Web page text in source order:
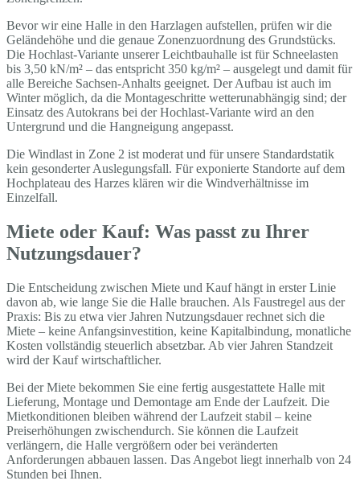
Bevor wir eine Halle in den Harzlagen aufstellen, prüfen wir die
Geländehöhe und die genaue Zonenzuordnung des Grundstücks.
Die Hochlast-Variante unserer Leichtbauhalle ist für Schneelasten
bis 3,50 kN/m² – das entspricht 350 kg/m² – ausgelegt und damit für
alle Bereiche Sachsen-Anhalts geeignet. Der Aufbau ist auch im
Winter möglich, da die Montageschritte wetterunabhängig sind; der
Einsatz des Autokrans bei der Hochlast-Variante wird an den
Untergrund und die Hangneigung angepasst.
Die Windlast in Zone 2 ist moderat und für unsere Standardstatik
kein gesonderter Auslegungsfall. Für exponierte Standorte auf dem
Hochplateau des Harzes klären wir die Windverhältnisse im
Einzelfall.
Miete oder Kauf: Was passt zu Ihrer
Nutzungsdauer?
Die Entscheidung zwischen Miete und Kauf hängt in erster Linie
davon ab, wie lange Sie die Halle brauchen. Als Faustregel aus der
Praxis: Bis zu etwa vier Jahren Nutzungsdauer rechnet sich die
Miete – keine Anfangsinvestition, keine Kapitalbindung, monatliche
Kosten vollständig steuerlich absetzbar. Ab vier Jahren Standzeit
wird der Kauf wirtschaftlicher.
Bei der Miete bekommen Sie eine fertig ausgestattete Halle mit
Lieferung, Montage und Demontage am Ende der Laufzeit. Die
Mietkonditionen bleiben während der Laufzeit stabil – keine
Preiserhöhungen zwischendurch. Sie können die Laufzeit
verlängern, die Halle vergrößern oder bei veränderten
Anforderungen abbauen lassen. Das Angebot liegt innerhalb von 24
Stunden bei Ihnen.